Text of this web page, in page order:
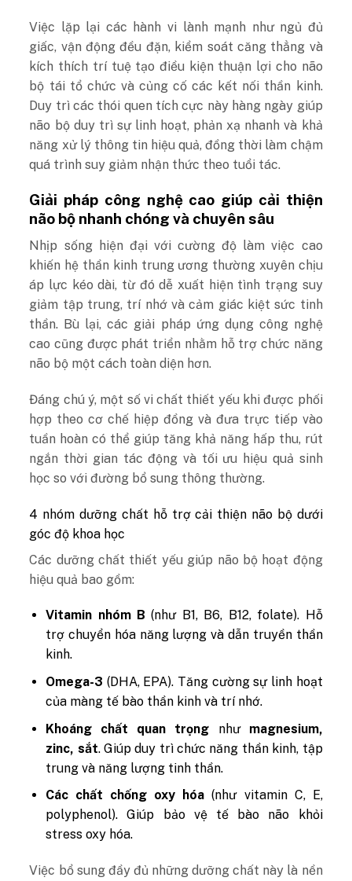
Việc lặp lại các hành vi lành mạnh như ngủ đủ
giấc, vận động đều đặn, kiểm soát căng thẳng và
kích thích trí tuệ tạo điều kiện thuận lợi cho não
bộ tái tổ chức và củng cố các kết nối thần kinh.
Duy trì các thói quen tích cực này hàng ngày giúp
não bộ duy trì sự linh hoạt, phản xạ nhanh và khả
năng xử lý thông tin hiệu quả, đồng thời làm chậm
quá trình suy giảm nhận thức theo tuổi tác.
Giải pháp công nghệ cao giúp cải thiện
não bộ nhanh chóng và chuyên sâu
Nhịp sống hiện đại với cường độ làm việc cao
khiến hệ thần kinh trung ương thường xuyên chịu
áp lực kéo dài, từ đó dễ xuất hiện tình trạng suy
giảm tập trung, trí nhớ và cảm giác kiệt sức tinh
thần. Bù lại, các giải pháp ứng dụng công nghệ
cao cũng được phát triển nhằm hỗ trợ chức năng
não bộ một cách toàn diện hơn.
Đáng chú ý, một số vi chất thiết yếu khi được phối
hợp theo cơ chế hiệp đồng và đưa trực tiếp vào
tuần hoàn có thể giúp tăng khả năng hấp thu, rút
ngắn thời gian tác động và tối ưu hiệu quả sinh
học so với đường bổ sung thông thường.
4 nhóm dưỡng chất hỗ trợ cải thiện não bộ dưới
góc độ khoa học
Các dưỡng chất thiết yếu giúp não bộ hoạt động
hiệu quả bao gồm:
Vitamin nhóm B (như B1, B6, B12, folate). Hỗ
trợ chuyển hóa năng lượng và dẫn truyền thần
kinh.
Omega-3 (DHA, EPA). Tăng cường sự linh hoạt
của màng tế bào thần kinh và trí nhớ.
Khoáng chất quan trọng như magnesium,
zinc, sắt. Giúp duy trì chức năng thần kinh, tập
trung và năng lượng tinh thần.
Các chất chống oxy hóa (như vitamin C, E,
polyphenol). Giúp bảo vệ tế bào não khỏi
stress oxy hóa.
Việc bổ sung đầy đủ những dưỡng chất này là nền